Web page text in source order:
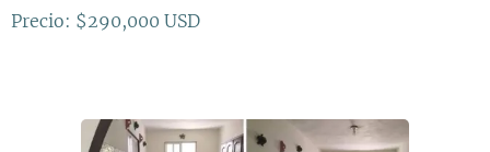
Precio: $290,000 USD